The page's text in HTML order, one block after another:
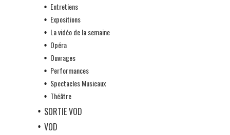
Entretiens
Expositions
La vidéo de la semaine
Opéra
Ouvrages
Performances
Spectacles Musicaux
Théâtre
SORTIE VOD
VOD